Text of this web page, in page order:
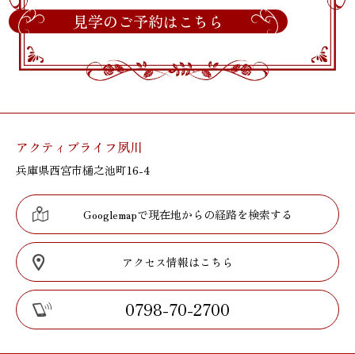
見学のご予約はこちら
アクティブライフ夙川
兵庫県西宮市樋之池町16-4
Googlemapで現在地からの経路を検索する
アクセス情報はこちら
0798-70-2700